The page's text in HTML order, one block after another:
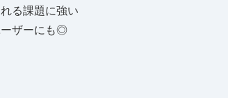
る課題に強い
ーザーにも◎